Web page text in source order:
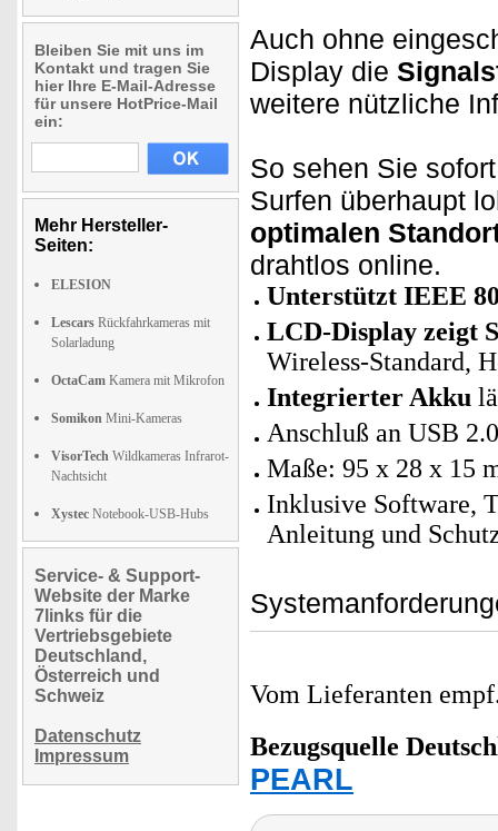
Bleiben Sie mit uns im
Kontakt und tragen Sie
hier Ihre E-Mail-Adresse
für unsere HotPrice-Mail
ein:
Mehr Hersteller-
Seiten:
ELESION
Lescars Rückfahrkameras mit
Solarladung
OctaCam Kamera mit Mikrofon
Somikon Mini-Kameras
VisorTech Wildkameras Infrarot-
Nachtsicht
Xystec Notebook-USB-Hubs
Service- & Support-
Website der Marke
7links für die
Vertriebsgebiete
Deutschland,
Österreich und
Schweiz
Datenschutz
Impressum
Auch ohne
Display die
weitere nützliche
So sehen Sie
Surfen überhaupt
optimalen
drahtlos online.
Unterstützt IEEE
LCD-Display zeigt
Wireless-Standard,
Integrierter Akku
Anschluß an USB
Maße: 95 x 28 x 15
Inklusive Software,
Anleitung und
Vom Lieferanten
Bezugsquelle
PEARL